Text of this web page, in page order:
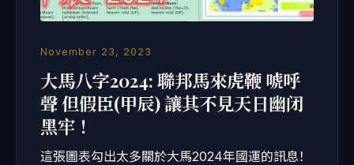
November 23, 2023
大馬八字2024: 聯邦馬來虎鞭 唬呼
聲 但假臣(甲辰) 讓其不見天日幽闭
黑牢 ！
這張圖表勾出太多關於大馬2024年國運的訊息！